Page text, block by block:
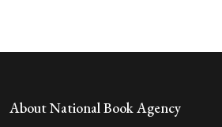
About National Book Agency